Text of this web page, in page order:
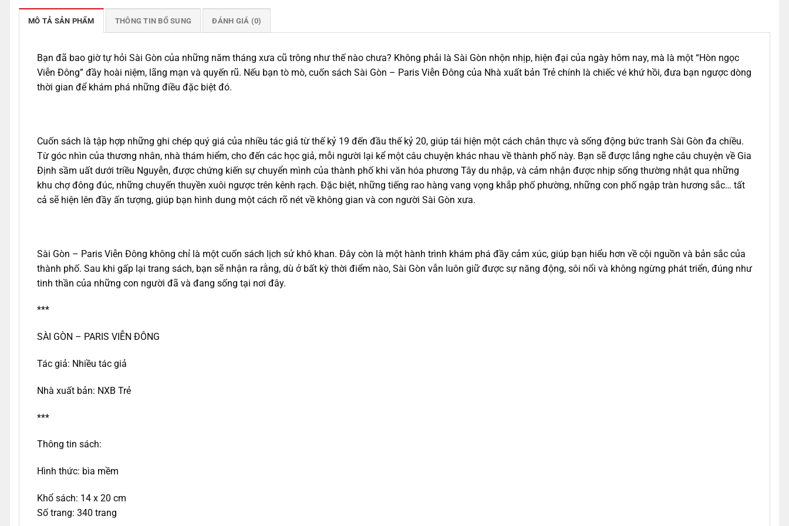
MÔ TẢ SẢN PHẨM THÔNG TIN BỔ SUNG ĐÁNH GIÁ (0)
Bạn đã bao giờ tự hỏi Sài Gòn của những năm tháng xưa cũ trông như thế nào chưa? Không phải là Sài Gòn nhộn nhịp, hiện đại của ngày hôm nay, mà là một “Hòn ngọc
Viễn Đông” đầy hoài niệm, lãng mạn và quyến rũ. Nếu bạn tò mò, cuốn sách Sài Gòn – Paris Viễn Đông của Nhà xuất bản Trẻ chính là chiếc vé khứ hồi, đưa bạn ngược dòng
thời gian để khám phá những điều đặc biệt đó.
Cuốn sách là tập hợp những ghi chép quý giá của nhiều tác giả từ thế kỷ 19 đến đầu thế kỷ 20, giúp tái hiện một cách chân thực và sống động bức tranh Sài Gòn đa chiều.
Từ góc nhìn của thương nhân, nhà thám hiểm, cho đến các học giả, mỗi người lại kể một câu chuyện khác nhau về thành phố này. Bạn sẽ được lắng nghe câu chuyện về Gia
Định sầm uất dưới triều Nguyễn, được chứng kiến sự chuyển mình của thành phố khi văn hóa phương Tây du nhập, và cảm nhận được nhịp sống thường nhật qua những
khu chợ đông đúc, những chuyến thuyền xuôi ngược trên kênh rạch. Đặc biệt, những tiếng rao hàng vang vọng khắp phố phường, những con phố ngập tràn hương sắc… tất
cả sẽ hiện lên đầy ấn tượng, giúp bạn hình dung một cách rõ nét về không gian và con người Sài Gòn xưa.
Sài Gòn – Paris Viễn Đông không chỉ là một cuốn sách lịch sử khô khan. Đây còn là một hành trình khám phá đầy cảm xúc, giúp bạn hiểu hơn về cội nguồn và bản sắc của
thành phố. Sau khi gấp lại trang sách, bạn sẽ nhận ra rằng, dù ở bất kỳ thời điểm nào, Sài Gòn vẫn luôn giữ được sự năng động, sôi nổi và không ngừng phát triển, đúng như
tinh thần của những con người đã và đang sống tại nơi đây.
***
SÀI GÒN – PARIS VIỄN ĐÔNG
Tác giả: Nhiều tác giả
Nhà xuất bản: NXB Trẻ
***
Thông tin sách:
Hình thức: bìa mềm
Khổ sách: 14 x 20 cm
Số trang: 340 trang